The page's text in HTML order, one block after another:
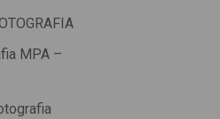
MPA –